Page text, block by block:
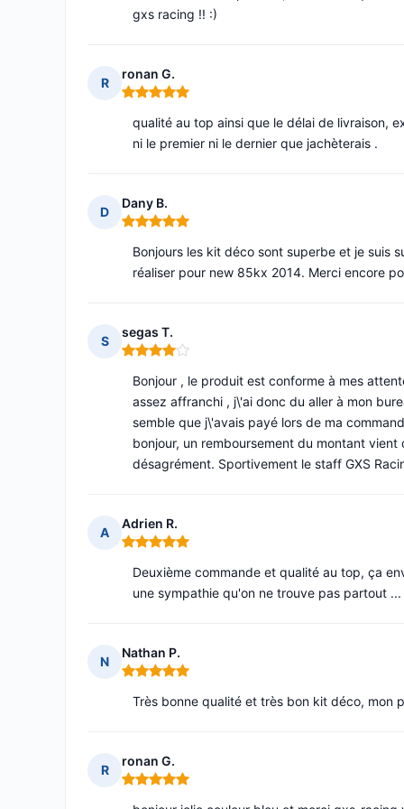
gxs racing !! :)
R
ronan G.
Note : 5 sur 5
qualité au top ainsi que le délai de livraison,
ni le premier ni le dernier que jachèterais .
D
Dany B.
Note : 5 sur 5
Bonjours les kit déco sont superbe et je suis
réaliser pour new 85kx 2014. Merci encore
S
segas T.
Note : 4 sur 5
Bonjour , le produit est conforme à mes
assez affranchi , j\'ai donc du aller à mon
semble que j\'avais payé lors de ma
bonjour, un remboursement du montant
désagrément. Sportivement le staff GXS
A
Adrien R.
Note : 5 sur 5
Deuxième commande et qualité au top, ça
une sympathie qu'on ne trouve pas partout ...
N
Nathan P.
Note : 5 sur 5
Très bonne qualité et très bon kit déco, mon
R
ronan G.
Note : 5 sur 5